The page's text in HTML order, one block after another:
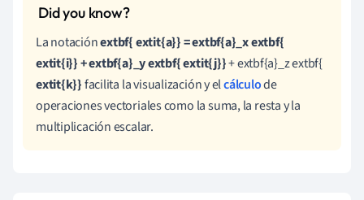
La notaciónextbf{ extit{a}} = extbf{a}_x extbf{
extit{i}} + extbf{a}_y extbf{ extit{j}}+ extbf{a}_z extbf{
extit{k}}facilita la visualización y elcálculode
operaciones vectoriales como la suma, la resta y la
multiplicación escalar.